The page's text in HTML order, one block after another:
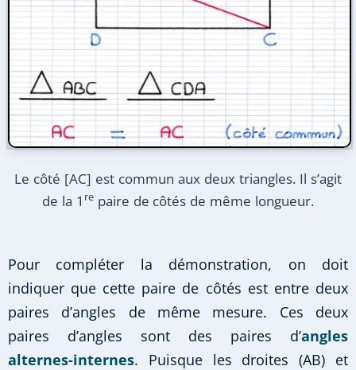
Le côté [AC] est commun aux deux triangles. Il s’agit
de la 1 repaire de côtés de même longueur.
Pour compléter la démonstration, on doit
indiquer que cette paire de côtés est entre deux
paires d’angles de même mesure. Ces deux
paires d’angles sont des paires d’angles
alternes-internes. Puisque les droites (AB) et